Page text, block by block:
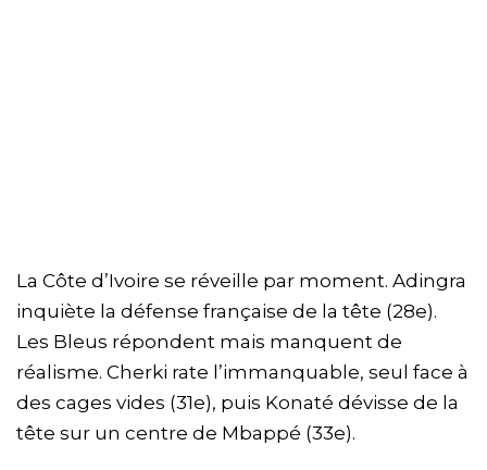
La Côte d’Ivoire se réveille par moment. Adingra
inquiète la défense française de la tête (28e).
Les Bleus répondent mais manquent de
réalisme. Cherki rate l’immanquable, seul face à
des cages vides (31e), puis Konaté dévisse de la
tête sur un centre de Mbappé (33e).